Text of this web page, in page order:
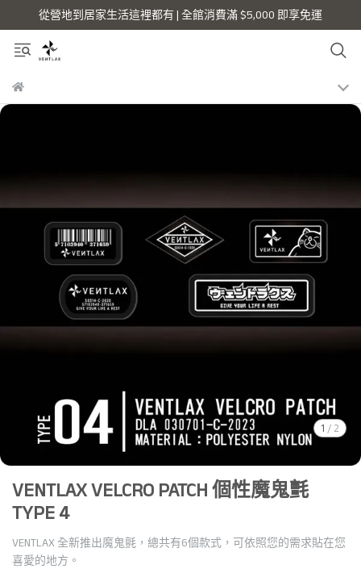
從營地到居家生活這裡都有 | 全館消費滿 $5,000 即享免運
1 / 2
VENTLAX VELCRO PATCH 個性魔鬼氈
TYPE 4
VENTLAX 全新推出魔鬼氈，總共有6個款式，可依照您的需求貼在您
喜愛的地方。